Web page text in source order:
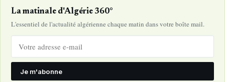
La matinale d'Algérie 360°
L'essentiel de l'actualité algérienne chaque matin dans votre boîte mail.
Je m'abonne